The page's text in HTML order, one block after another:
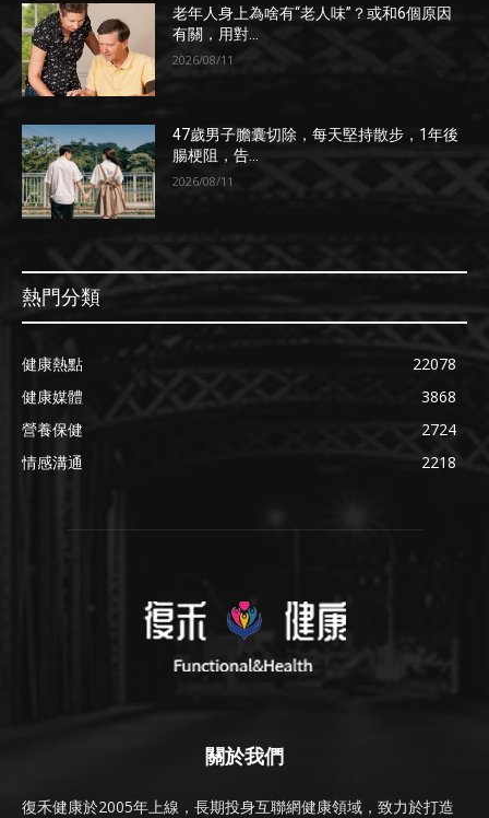
老年人身上為啥有“老人味”？或和6個原因
有關，用對...
2026/08/11
47歲男子膽囊切除，每天堅持散步，1年後
腸梗阻，告...
2026/08/11
熱門分類
健康熱點
22078
健康媒體
3868
營養保健
2724
情感溝通
2218
關於我們
復禾健康於2005年上線，長期投身互聯網健康領域，致力於打造